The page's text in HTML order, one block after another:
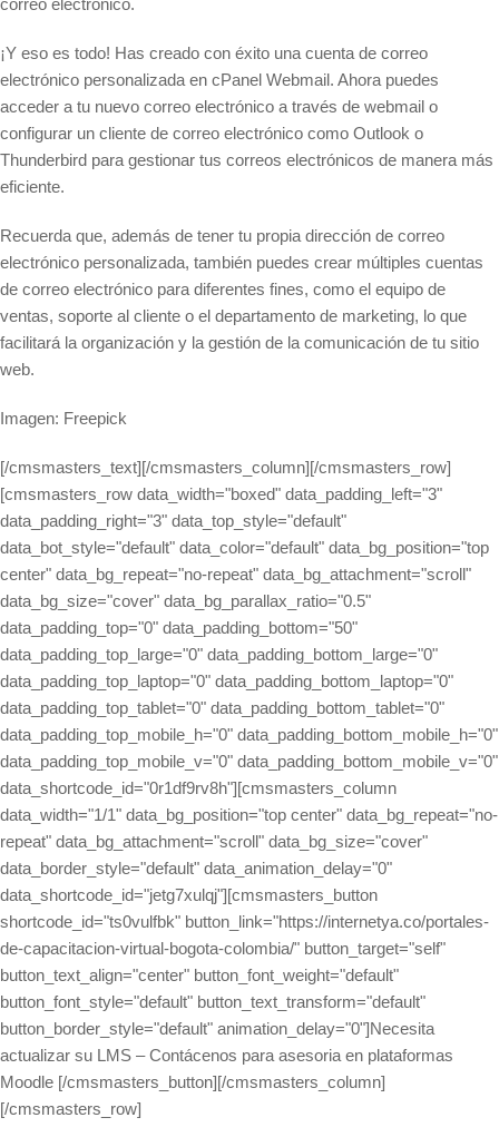
correo electrónico.
¡Y eso es todo! Has creado con éxito una cuenta de correo
electrónico personalizada en cPanel Webmail. Ahora puedes
acceder a tu nuevo correo electrónico a través de webmail o
configurar un cliente de correo electrónico como Outlook o
Thunderbird para gestionar tus correos electrónicos de manera más
eficiente.
Recuerda que, además de tener tu propia dirección de correo
electrónico personalizada, también puedes crear múltiples cuentas
de correo electrónico para diferentes fines, como el equipo de
ventas, soporte al cliente o el departamento de marketing, lo que
facilitará la organización y la gestión de la comunicación de tu sitio
web.
Imagen: Freepick
[/cmsmasters_text][/cmsmasters_column][/cmsmasters_row]
[cmsmasters_row data_width="boxed" data_padding_left="3"
data_padding_right="3" data_top_style="default"
data_bot_style="default" data_color="default" data_bg_position="top
center" data_bg_repeat="no-repeat" data_bg_attachment="scroll"
data_bg_size="cover" data_bg_parallax_ratio="0.5"
data_padding_top="0" data_padding_bottom="50"
data_padding_top_large="0" data_padding_bottom_large="0"
data_padding_top_laptop="0" data_padding_bottom_laptop="0"
data_padding_top_tablet="0" data_padding_bottom_tablet="0"
data_padding_top_mobile_h="0" data_padding_bottom_mobile_h="0"
data_padding_top_mobile_v="0" data_padding_bottom_mobile_v="0"
data_shortcode_id="0r1df9rv8h"][cmsmasters_column
data_width="1/1" data_bg_position="top center" data_bg_repeat="no-
repeat" data_bg_attachment="scroll" data_bg_size="cover"
data_border_style="default" data_animation_delay="0"
data_shortcode_id="jetg7xulqj"][cmsmasters_button
shortcode_id="ts0vulfbk" button_link="https://internetya.co/portales-
de-capacitacion-virtual-bogota-colombia/" button_target="self"
button_text_align="center" button_font_weight="default"
button_font_style="default" button_text_transform="default"
button_border_style="default" animation_delay="0"]Necesita
actualizar su LMS – Contácenos para asesoria en plataformas
Moodle [/cmsmasters_button][/cmsmasters_column]
[/cmsmasters_row]